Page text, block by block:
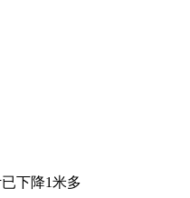
下降1米多